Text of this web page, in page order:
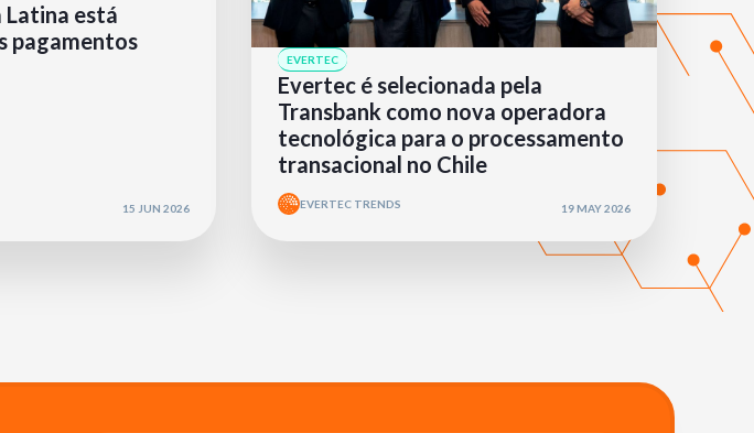
Latina está
pagamentos
15 JUN 2026
EVERTEC
Evertec é selecionada pela
Transbank como nova operadora
tecnológica para o processamento
transacional no Chile
EVERTEC TRENDS 19 MAY 2026